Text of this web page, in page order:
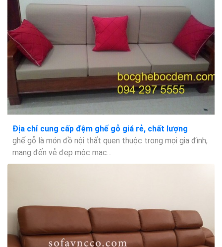
Địa chỉ cung cấp đệm ghế gỗ giá rẻ, chất lượng
ghế gỗ là món đồ nội thất quen thuộc trong mọi gia đình,
mang đến vẻ đẹp mộc mạc...